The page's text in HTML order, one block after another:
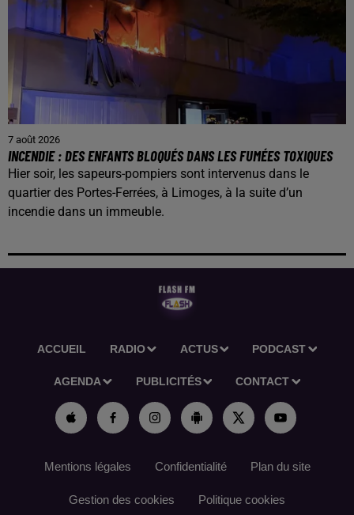
7 août 2026
INCENDIE : DES ENFANTS BLOQUÉS DANS LES FUMÉES TOXIQUES
Hier soir, les sapeurs-pompiers sont intervenus dans le
quartier des Portes-Ferrées, à Limoges, à la suite d’un
incendie dans un immeuble.
ACCUEIL RADIO ACTUS PODCAST
AGENDA PUBLICITÉS CONTACT
Mentions légales Confidentialité Plan du site
Gestion des cookies Politique cookies